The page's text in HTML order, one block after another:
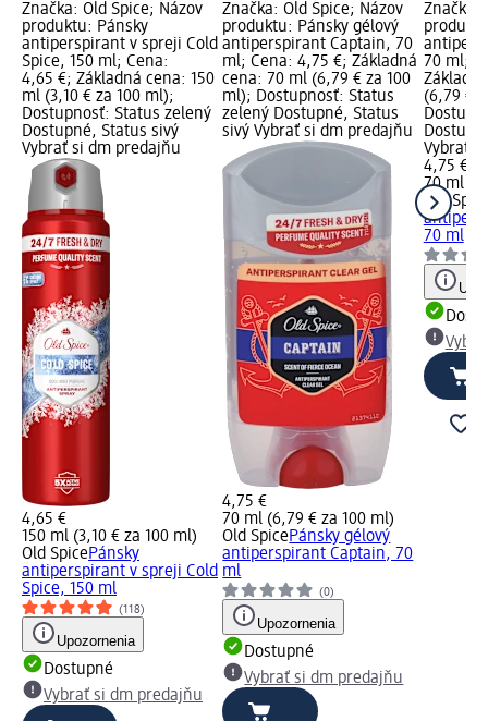
Značka: Old Spice; Názov
produktu: Pánsky
antiperspirant v spreji Cold
Spice, 150 ml; Cena:
4,65 €; Základná cena: 150
ml (3,10 € za 100 ml);
Dostupnosť: Status zelený
Dostupné, Status sivý
Vybrať si dm predajňu
4,65 €
150 ml (3,10 € za 100 ml)
Old SpicePánsky
antiperspirant v spreji Cold
Spice, 150 ml
(118)
Upozornenia
Dostupné
Vybrať si dm predajňu
Značka: Old Spice; Názov
produktu: Pánsky gélový
antiperspirant Captain, 70
ml; Cena: 4,75 €; Základná
cena: 70 ml (6,79 € za 100
ml); Dostupnosť: Status
zelený Dostupné, Status
sivý Vybrať si dm predajňu
4,75 €
70 ml (6,79 € za 100 ml)
Old SpicePánsky gélový
antiperspirant Captain, 70
ml
(0)
Upozornenia
Dostupné
Vybrať si dm predajňu
Značka:
70 ml;
(6,79 €
Vybrať
4,75 €
70 ml
Old
70 ml